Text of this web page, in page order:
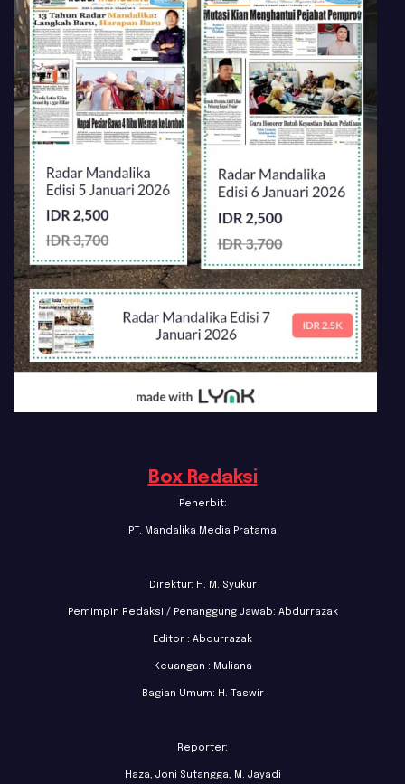
Box Redaksi
Penerbit:
PT. Mandalika Media Pratama
Direktur: H. M. Syukur
Pemimpin Redaksi / Penanggung Jawab: Abdurrazak
Editor : Abdurrazak
Keuangan : Muliana
Bagian Umum: H. Taswir
Reporter:
Haza, Joni Sutangga, M. Jayadi